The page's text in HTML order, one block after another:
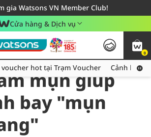
gia Watsons VN Member Club!
giao hàng cho đơn hàng từ 249,000Đ
24h - Áp dụng khu vực TP. Hồ Chí Minh
Cửa hàng & Dịch vụ
0
Thu thập thêm voucher hot tại Trạm Voucher
hot tại Trạm Voucher Cảnh báo
mụn giúp
bay "mụn